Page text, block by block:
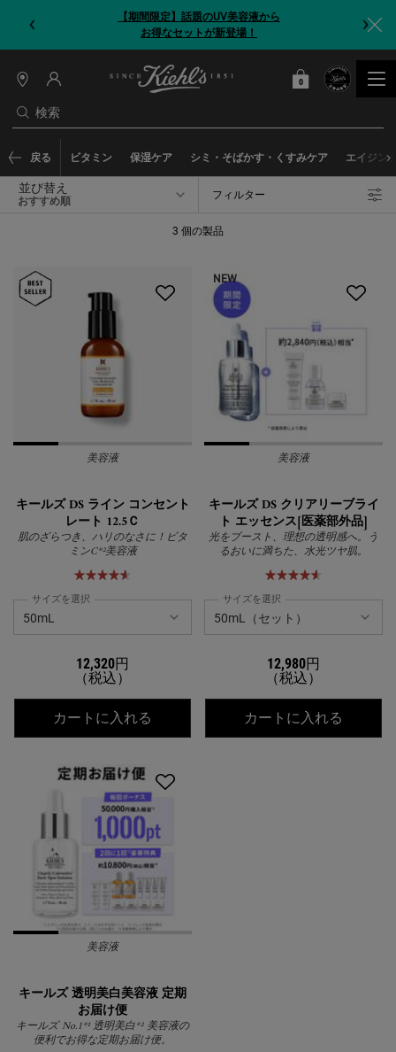
【期間限定】話題のUV美容液から
お得なセットが新登場！
検索
店
情
報
カート
0
0 カート内の製品
戻る
ビタミン 保湿ケア シミ・そばかす・くすみケア エイジン
並び替え フィルター
フィルターメニュー
3 個の製品
美容液
キールズ DS ライン コンセント
レート 12.5Ｃ
肌のざらつき、ハリのなさに！ビタ
ミンC*²美容液
サイズを選択
12,320円
（税込）
カートに入れる キールズ DS ライン コンセントレー
NEW
美容液
キールズ DS クリアリーブライ
ト エッセンス[医薬部外品]
光をブースト、理想の透明感へ。う
るおいに満ちた、水光ツヤ肌。
サイズを選択
12,980円
（税込）
カートに入れる
美容液
キールズ 透明美白美容液 定期
お届け便
キールズ No.1*¹ 透明美白*² 美容液の
便利でお得な定期お届け便。